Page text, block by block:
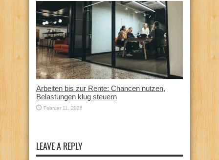
Arbeiten bis zur Rente: Chancen nutzen,
Belastungen klug steuern
Februar 11, 2026
LEAVE A REPLY